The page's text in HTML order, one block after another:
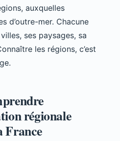
auxquelles
d’outre-mer. Chacune
ses paysages, sa
les régions, c’est
régionale
France